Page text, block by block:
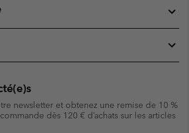
newsletter et obtenez une remise de 10 %
dès 120 € d’achats sur les articles